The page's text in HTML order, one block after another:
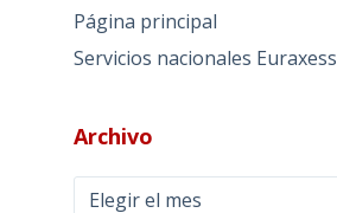
Página principal
Servicios nacionales Euraxess
Archivo
Archivo